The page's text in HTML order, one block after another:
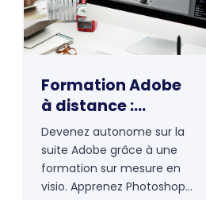
expert, optimisez vos
projets grâce à
photoshopetiquette.com.
Formation Adobe
à distance :
maîtrisez
Illustrator,
Photoshop et
InDesign avec un
Devenez autonome sur la
suite Adobe grâce à une
formation sur mesure en
visio. Apprenez Photoshop,